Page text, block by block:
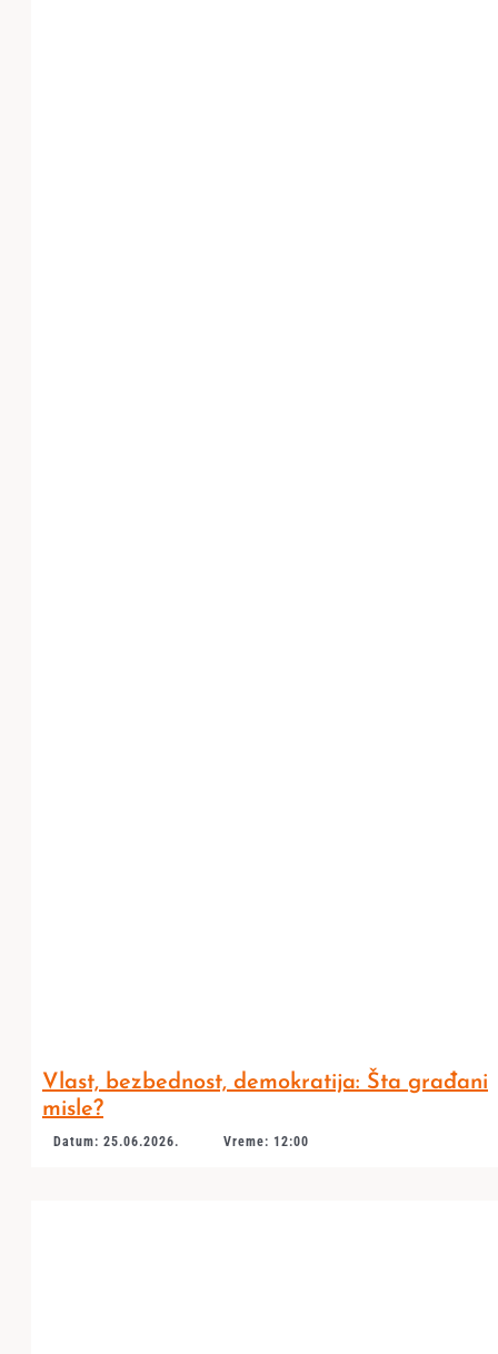
Vlast, bezbednost, demokratija: Šta građani
misle?
Datum: 25.06.2026. Vreme: 12:00